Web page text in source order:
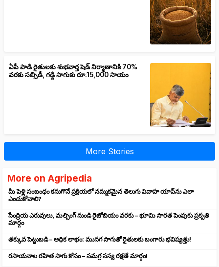
ఏపీ పాడి రైతులకు శుభవార్త షెడ్ నిర్మాణానికి 70%
వరకు సబ్సిడీ, గడ్డి సాగుకు రూ.15,000 సాయం
More Stories
More on Agripedia
మీ పెళ్లి సంబంధం కనుగొనే ప్రక్రియలో నమ్మకమైన తెలుగు వివాహ యాప్‌ను ఎలా
ఎంచుకోవాలి?
సేంద్రియ ఎరువులు, మల్చింగ్ నుండి రైజోబియం వరకు – భూమి సారత పెంపుకు ప్రకృతి
మార్గం
తక్కువ పెట్టుబడి – అధిక లాభం: మునగ సాగుతో రైతులకు బంగారు భవిష్యత్తు!
రసాయనాల రహిత సాగు కోసం – సమగ్ర సస్య రక్షణే మార్గం!